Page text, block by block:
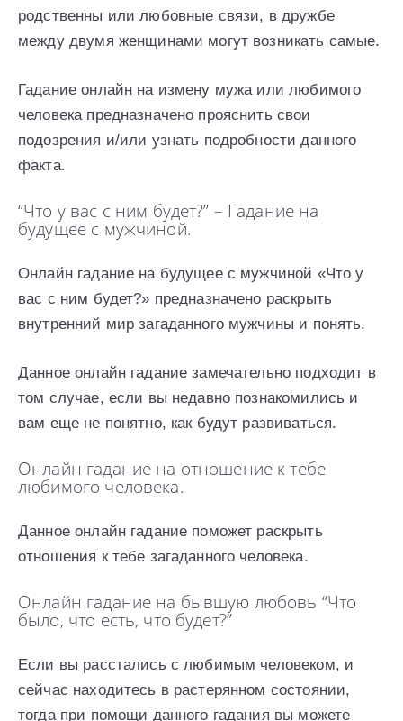
родственны или любовные связи, в дружбе
между двумя женщинами могут возникать самые.
Гадание онлайн на измену мужа или любимого
человека предназначено прояснить свои
подозрения и/или узнать подробности данного
факта.
“Что у вас с ним будет?” – Гадание на
будущее с мужчиной.
Онлайн гадание на будущее с мужчиной «Что у
вас с ним будет?» предназначено раскрыть
внутренний мир загаданного мужчины и понять.
Данное онлайн гадание замечательно подходит в
том случае, если вы недавно познакомились и
вам еще не понятно, как будут развиваться.
Онлайн гадание на отношение к тебе
любимого человека.
Данное онлайн гадание поможет раскрыть
отношения к тебе загаданного человека.
Онлайн гадание на бывшую любовь “Что
было, что есть, что будет?”
Если вы расстались с любимым человеком, и
сейчас находитесь в растерянном состоянии,
тогда при помощи данного гадания вы можете